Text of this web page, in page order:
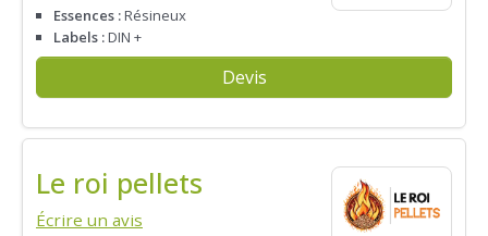
Essences :Résineux
Labels :DIN +
Devis
Le roi pellets
Écrire un avis